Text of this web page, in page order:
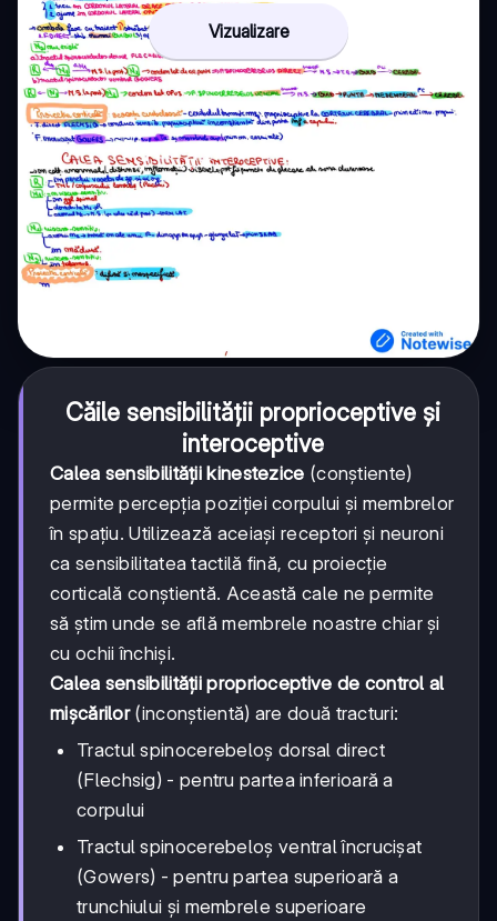
Vizualizare
Căile sensibilității proprioceptive și
interoceptive
Calea sensibilității kinestezice (conștiente)
permite percepția poziției corpului și membrelor
în spațiu. Utilizează aceiași receptori și neuroni
ca sensibilitatea tactilă fină, cu proiecție
corticală conștientă. Această cale ne permite
să știm unde se află membrele noastre chiar și
cu ochii închiși.
Calea sensibilității proprioceptive de control al
mișcărilor(inconștientă) are două tracturi:
Tractul spinocerebeloș dorsal direct
(Flechsig) - pentru partea inferioară a
corpului
Tractul spinocerebeloș ventral încrucișat
(Gowers) - pentru partea superioară a
trunchiului și membrele superioare